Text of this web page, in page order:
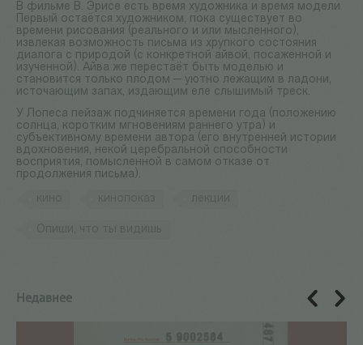
В фильме В. Эрисе есть время художника и время модели.
Первый остаётся художником, пока существует во
времени рисования (реального и или мысленного),
извлекая возможность письма из хрупкого состояния
диалога с природой (с конкретной айвой, посаженной и
изученной). Айва же перестаёт быть моделью и
становится только плодом — уютно лежащим в ладони,
источающим запах, издающим еле слышимый треск.
У Лопеса пейзаж подчиняется времени года (положению
солнца, коротким мгновениям раннего утра) и
субъективному времени автора (его внутренней истории
вдохновения, некой церебральной способности
восприятия, помысленной в самом отказе от
продолжения письма).
Недавнее